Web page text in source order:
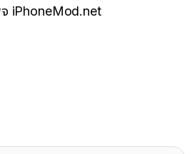
iPhoneMod.net